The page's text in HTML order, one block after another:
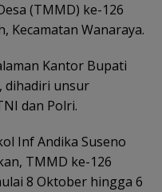
(TMMD) ke-126
Kecamatan Wanaraya.
Kantor Bupati
dihadiri unsur
dan Polri.
Inf Andika Suseno
TMMD ke-126
8 Oktober hingga 6